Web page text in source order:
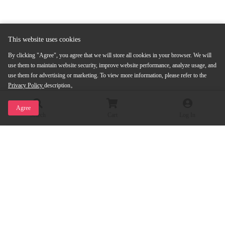
This website uses cookies
By clicking "Agree", you agree that we will store all cookies in your browser. We will
use them to maintain website security, improve website performance, analyze usage, and
use them for advertising or marketing. To view more information, please refer to the
Privacy Policy description。
Agree
Search